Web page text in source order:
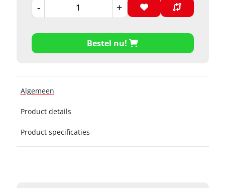
- +
Bestel nu!
Algemeen
Product details
Product specificaties